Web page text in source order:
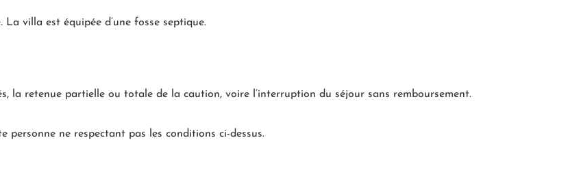
villa est équipée d’une fosse septique.
la retenue partielle ou totale de la caution, voire l’interruption du séjour sans remboursement.
personne ne respectant pas les conditions ci-dessus.